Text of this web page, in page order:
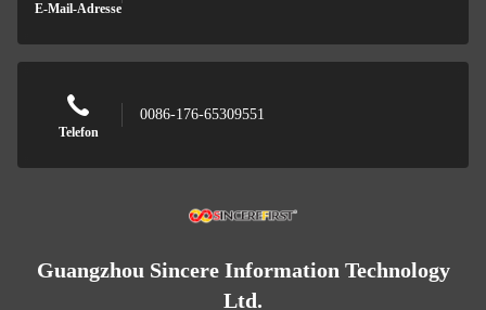
E-Mail-Adresse
Telefon
0086-176-65309551
Guangzhou Sincere Information Technology
Ltd.